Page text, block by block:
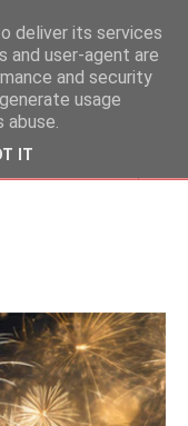
deliver its services
and user-agent are
and security
usage
IT